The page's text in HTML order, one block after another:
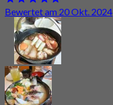
Bewertet am 20 Okt. 2024